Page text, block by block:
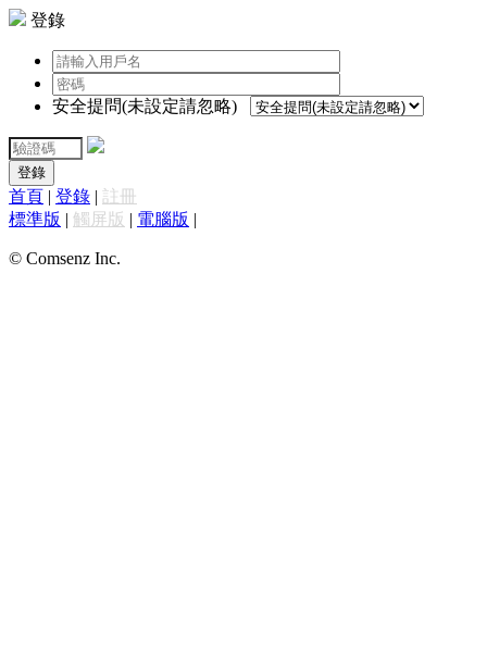
登錄
安全提問(未設定請忽略)
登錄
首頁 | 登錄 | 註冊
標準版 | 觸屏版 | 電腦版 |
© Comsenz Inc.